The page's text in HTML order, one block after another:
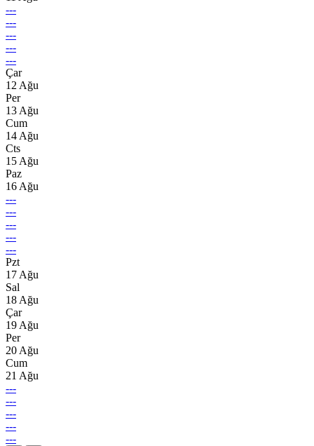
---
---
---
---
---
Çar
12 Ağu
Per
13 Ağu
Cum
14 Ağu
Cts
15 Ağu
Paz
16 Ağu
---
---
---
---
---
Pzt
17 Ağu
Sal
18 Ağu
Çar
19 Ağu
Per
20 Ağu
Cum
21 Ağu
---
---
---
---
---